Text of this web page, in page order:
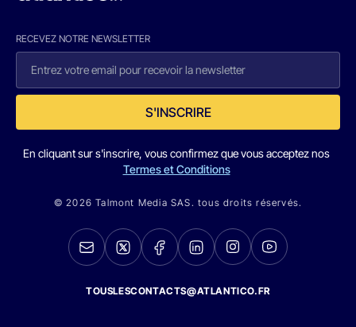
RECEVEZ NOTRE NEWSLETTER
S'INSCRIRE
En cliquant sur s'inscrire, vous confirmez que vous acceptez nos
Termes et Conditions
© 2026 Talmont Media SAS. tous droits réservés.
TOUSLESCONTACTS@ATLANTICO.FR